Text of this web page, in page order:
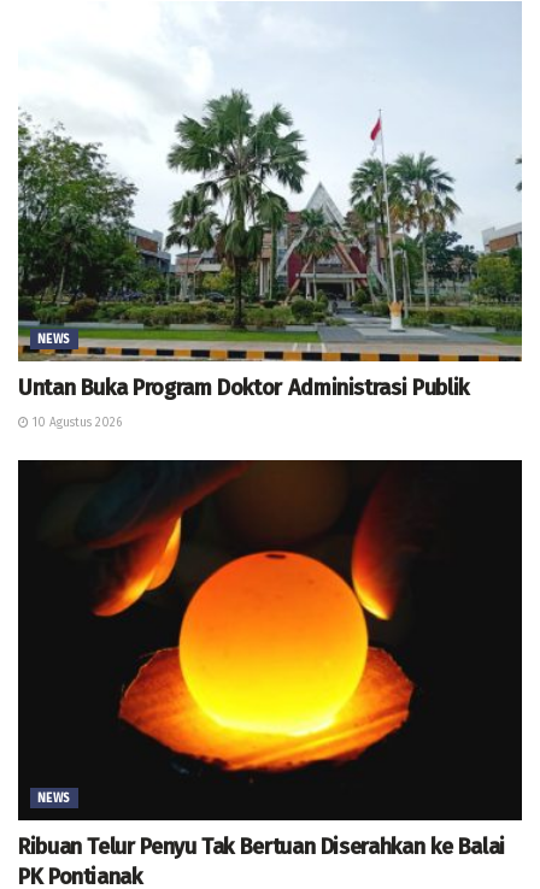
NEWS
Untan Buka Program Doktor Administrasi Publik
10 Agustus 2026
NEWS
Ribuan Telur Penyu Tak Bertuan Diserahkan ke Balai
PK Pontianak